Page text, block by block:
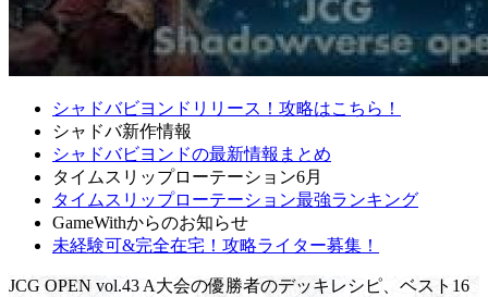
シャドバビヨンドリリース！攻略はこちら！
シャドバ新作情報
シャドバビヨンドの最新情報まとめ
タイムスリップローテーション6月
タイムスリップローテーション最強ランキング
GameWithからのお知らせ
未経験可&完全在宅！攻略ライター募集！
JCG OPEN vol.43 A大会の優勝者のデッキレシピ、ベスト16